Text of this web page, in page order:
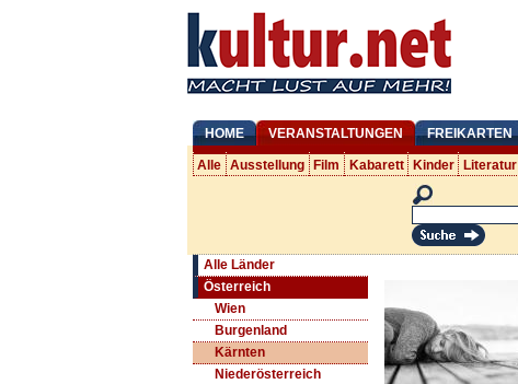
HOME VERANSTALTUNGEN FREIKARTEN
Alle Ausstellung Film Kabarett Kinder Literatur
Alle Länder
Österreich
Wien
Burgenland
Kärnten
Niederösterreich